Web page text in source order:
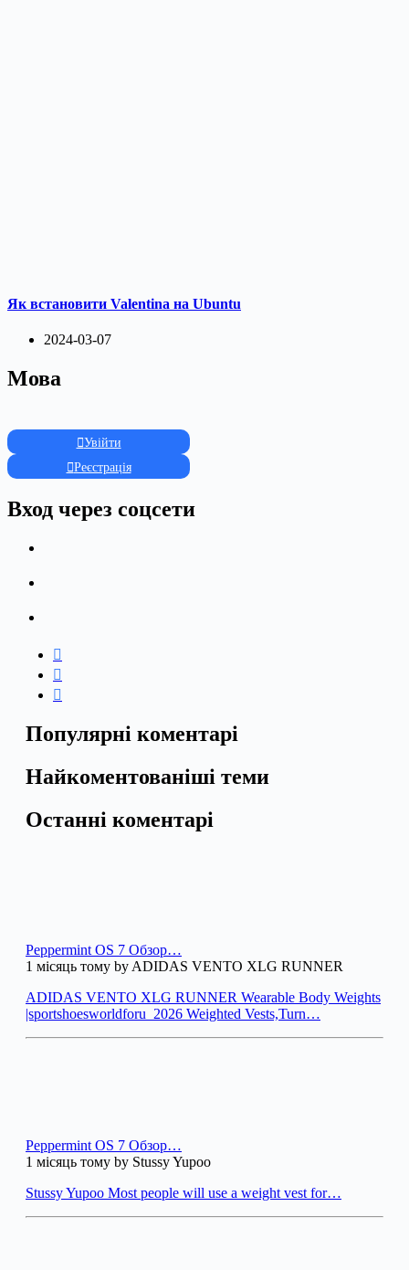
Як встановити Valentina на Ubuntu
2024-03-07
Мова
Увійти
Реєстрація
Вход через соцсети
Популярні коментарі
Найкоментованіші теми
Останні коментарі
Peppermint OS 7 Обзор…
1 місяць тому by ADIDAS VENTO XLG RUNNER
ADIDAS VENTO XLG RUNNER Wearable Body Weights
|sportshoesworldforu_2026 Weighted Vests,Turn…
Peppermint OS 7 Обзор…
1 місяць тому by Stussy Yupoo
Stussy Yupoo Most people will use a weight vest for…